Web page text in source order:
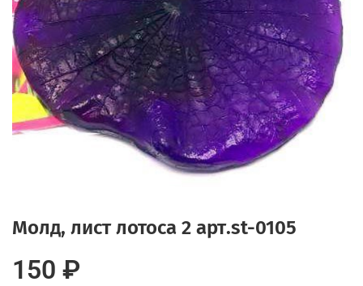
Молд, лист лотоса 2 арт.st-0105
150 ₽